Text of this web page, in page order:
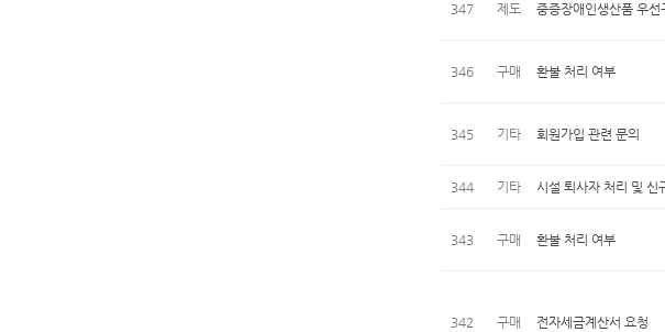
347 제도 중증장애인생산품 우선
346 구매 환불 처리 여부
345 기타 회원가입 관련 문의
344 기타 시설 퇴사자 처리 및 신
343 구매 환불 처리 여부
342 구매 전자세금계산서 요청